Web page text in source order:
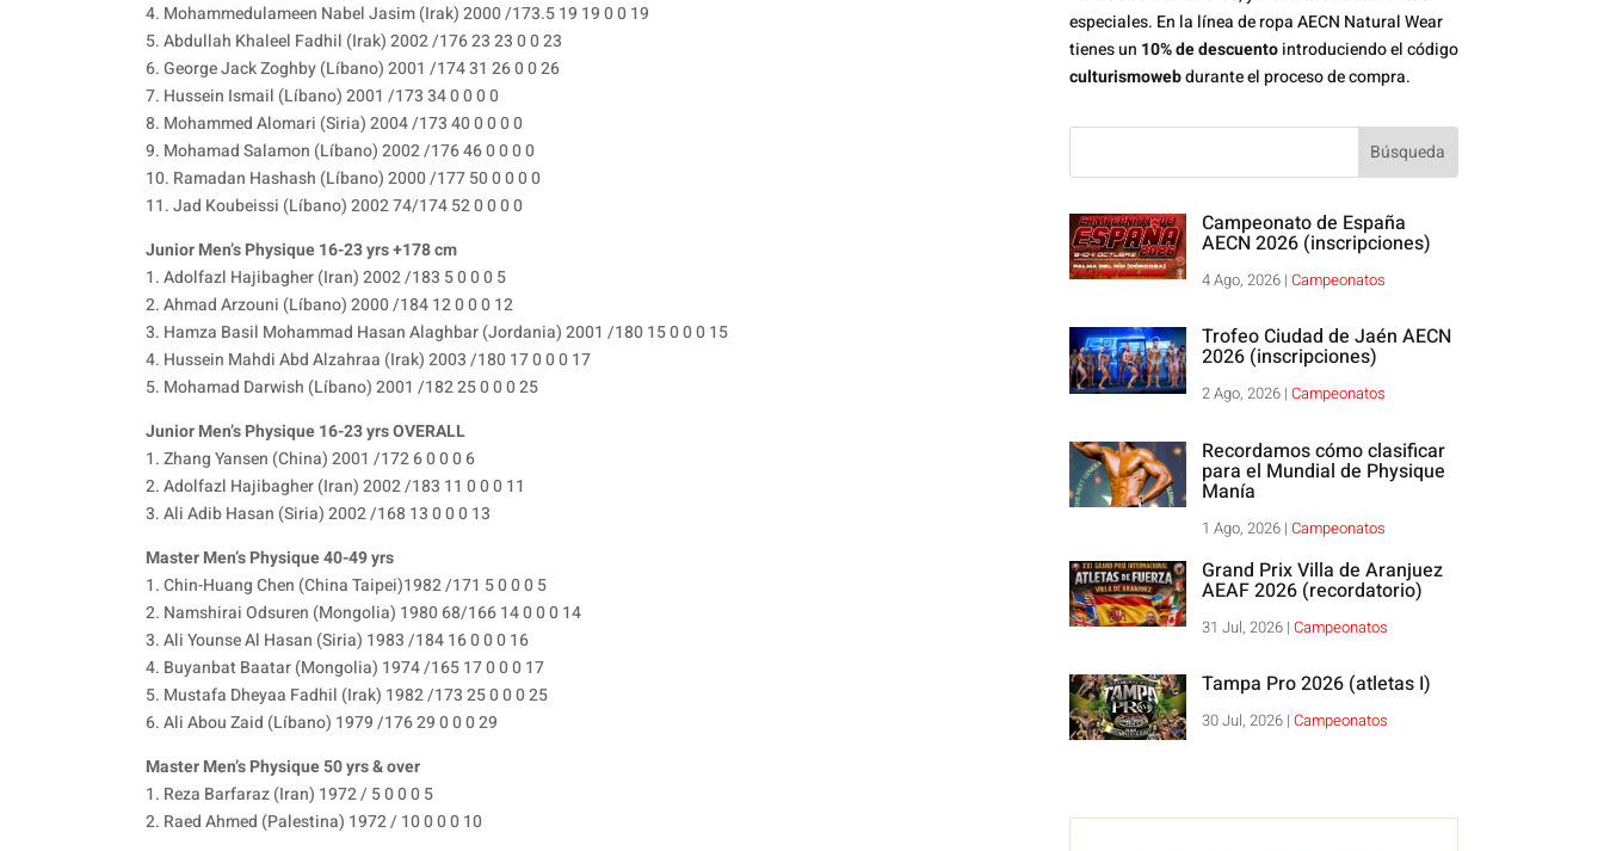
4. Mohammedulameen Nabel Jasim (Irak) 2000 /173.5 19 19 0 0 19
5. Abdullah Khaleel Fadhil (Irak) 2002 /176 23 23 0 0 23
6. George Jack Zoghby (Líbano) 2001 /174 31 26 0 0 26
7. Hussein Ismail (Líbano) 2001 /173 34 0 0 0 0
8. Mohammed Alomari (Siria) 2004 /173 40 0 0 0 0
9. Mohamad Salamon (Líbano) 2002 /176 46 0 0 0 0
10. Ramadan Hashash (Líbano) 2000 /177 50 0 0 0 0
11. Jad Koubeissi (Líbano) 2002 74/174 52 0 0 0 0
Junior Men’s Physique 16-23 yrs +178 cm
1. Adolfazl Hajibagher (Iran) 2002 /183 5 0 0 0 5
2. Ahmad Arzouni (Líbano) 2000 /184 12 0 0 0 12
3. Hamza Basil Mohammad Hasan Alaghbar (Jordania) 2001 /180 15 0 0 0 15
4. Hussein Mahdi Abd Alzahraa (Irak) 2003 /180 17 0 0 0 17
5. Mohamad Darwish (Líbano) 2001 /182 25 0 0 0 25
Junior Men’s Physique 16-23 yrs OVERALL
1. Zhang Yansen (China) 2001 /172 6 0 0 0 6
2. Adolfazl Hajibagher (Iran) 2002 /183 11 0 0 0 11
3. Ali Adib Hasan (Siria) 2002 /168 13 0 0 0 13
Master Men’s Physique 40-49 yrs
1. Chin-Huang Chen (China Taipei)1982 /171 5 0 0 0 5
2. Namshirai Odsuren (Mongolia) 1980 68/166 14 0 0 0 14
3. Ali Younse Al Hasan (Siria) 1983 /184 16 0 0 0 16
4. Buyanbat Baatar (Mongolia) 1974 /165 17 0 0 0 17
5. Mustafa Dheyaa Fadhil (Irak) 1982 /173 25 0 0 0 25
6. Ali Abou Zaid (Líbano) 1979 /176 29 0 0 0 29
Master Men’s Physique 50 yrs & over
1. Reza Barfaraz (Iran) 1972 / 5 0 0 0 5
2. Raed Ahmed (Palestina) 1972 / 10 0 0 0 10
especiales. En la línea de ropa AECN Natural Wear
tienes un 10% de descuentointroduciendo el código
culturismowebdurante el proceso de compra.
Campeonato de España
AECN 2026 (inscripciones)
4 Ago, 2026| Campeonatos
Trofeo Ciudad de Jaén AECN
2026 (inscripciones)
2 Ago, 2026| Campeonatos
Recordamos cómo clasificar
para el Mundial de Physique
Manía
1 Ago, 2026| Campeonatos
Grand Prix Villa de Aranjuez
AEAF 2026 (recordatorio)
31 Jul, 2026| Campeonatos
Tampa Pro 2026 (atletas I)
30 Jul, 2026| Campeonatos